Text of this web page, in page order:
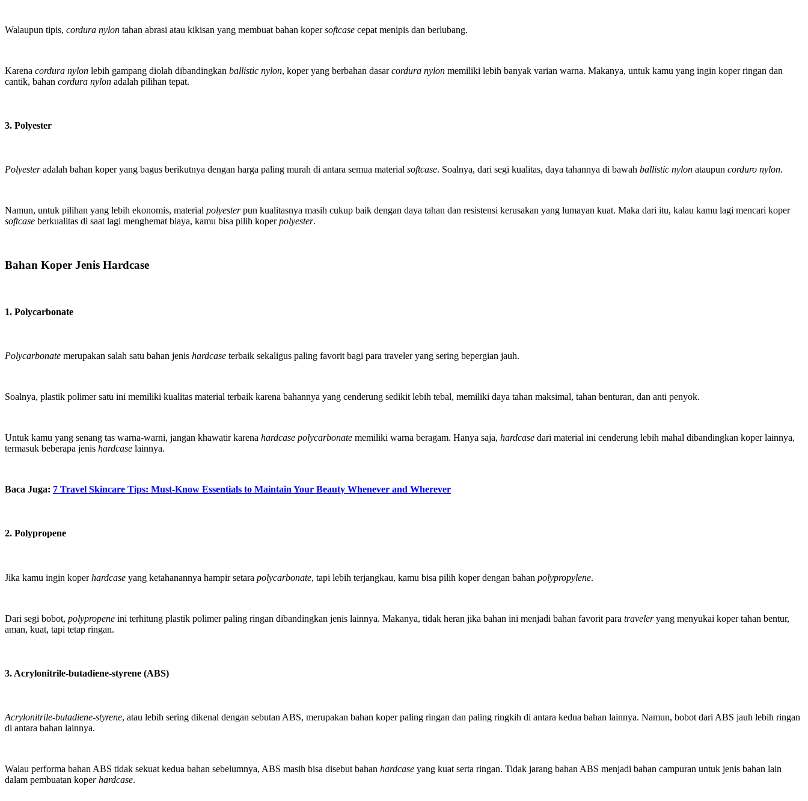
Walaupun tipis, cordura nylon tahan abrasi atau kikisan yang membuat bahan kopersoftcase cepat menipis dan berlubang.
Karena cordura nylon lebih gampang diolah dibandingkan ballistic nylon, koper yang berbahan dasarcordura nylon memiliki lebih banyak varian warna. Makanya, untuk kamu yang ingin koper ringan dan
cantik, bahan cordura nylon adalah pilihan tepat.
3. Polyester
Polyesteradalah bahan koper yang bagus berikutnya dengan harga paling murah di antara semua material softcase. Soalnya, dari segi kualitas, daya tahannya di bawah ballistic nylon ataupun corduro nylon.
Namun, untuk pilihan yang lebih ekonomis, material polyesterpun kualitasnya masih cukup baik dengan daya tahan dan resistensi kerusakan yang lumayan kuat. Maka dari itu, kalau kamu lagi mencari koper
softcase berkualitas di saat lagi menghemat biaya, kamu bisa pilih koperpolyester.
Bahan Koper Jenis Hardcase
1. Polycarbonate
Polycarbonate merupakan salah satu bahan jenis hardcase terbaik sekaligus paling favorit bagi para traveler yang sering bepergian jauh.
Soalnya, plastik polimer satu ini memiliki kualitas material terbaik karena bahannya yang cenderung sedikit lebih tebal, memiliki daya tahan maksimal, tahan benturan, dan anti penyok.
Untuk kamu yang senang tas warna-warni, jangan khawatir karena hardcase polycarbonate memiliki warna beragam. Hanya saja, hardcase dari material ini cenderung lebih mahal dibandingkan koper lainnya,
termasuk beberapa jenis hardcase lainnya.
Baca Juga: 7 Travel Skincare Tips: Must-Know Essentials to Maintain Your Beauty Whenever and Wherever
2. Polypropene
Jika kamu ingin koperhardcase yang ketahanannya hampir setara polycarbonate, tapi lebih terjangkau, kamu bisa pilih koper dengan bahan polypropylene.
Dari segi bobot, polypropene ini terhitung plastik polimer paling ringan dibandingkan jenis lainnya. Makanya, tidak heran jika bahan ini menjadi bahan favorit para traveleryang menyukai koper tahan bentur,
aman, kuat, tapi tetap ringan.
3. Acrylonitrile-butadiene-styrene (ABS)
Acrylonitrile-butadiene-styrene, atau lebih sering dikenal dengan sebutan ABS, merupakan bahan koper paling ringan dan paling ringkih di antara kedua bahan lainnya. Namun, bobot dari ABS jauh lebih ringan
di antara bahan lainnya.
Walau performa bahan ABS tidak sekuat kedua bahan sebelumnya, ABS masih bisa disebut bahan hardcase yang kuat serta ringan. Tidak jarang bahan ABS menjadi bahan campuran untuk jenis bahan lain
dalam pembuatan koper hardcase.